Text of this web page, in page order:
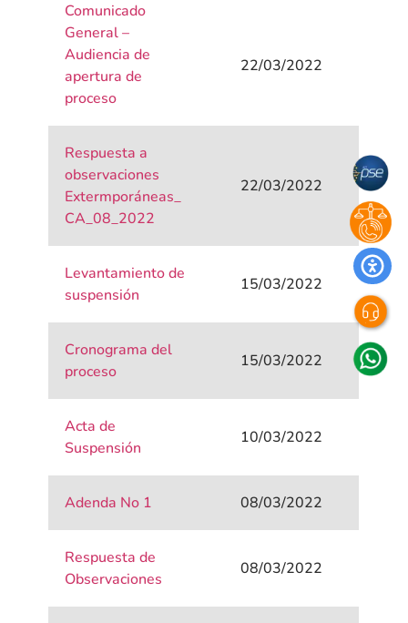
Comunicado
General –
Audiencia de
apertura de
proceso
22/03/2022
Respuesta a
observaciones
Extermporáneas_
CA_08_2022
22/03/2022
Levantamiento de
suspensión
15/03/2022
Cronograma del
proceso
15/03/2022
Acta de
Suspensión
10/03/2022
Adenda No 1 08/03/2022
Respuesta de
Observaciones
08/03/2022